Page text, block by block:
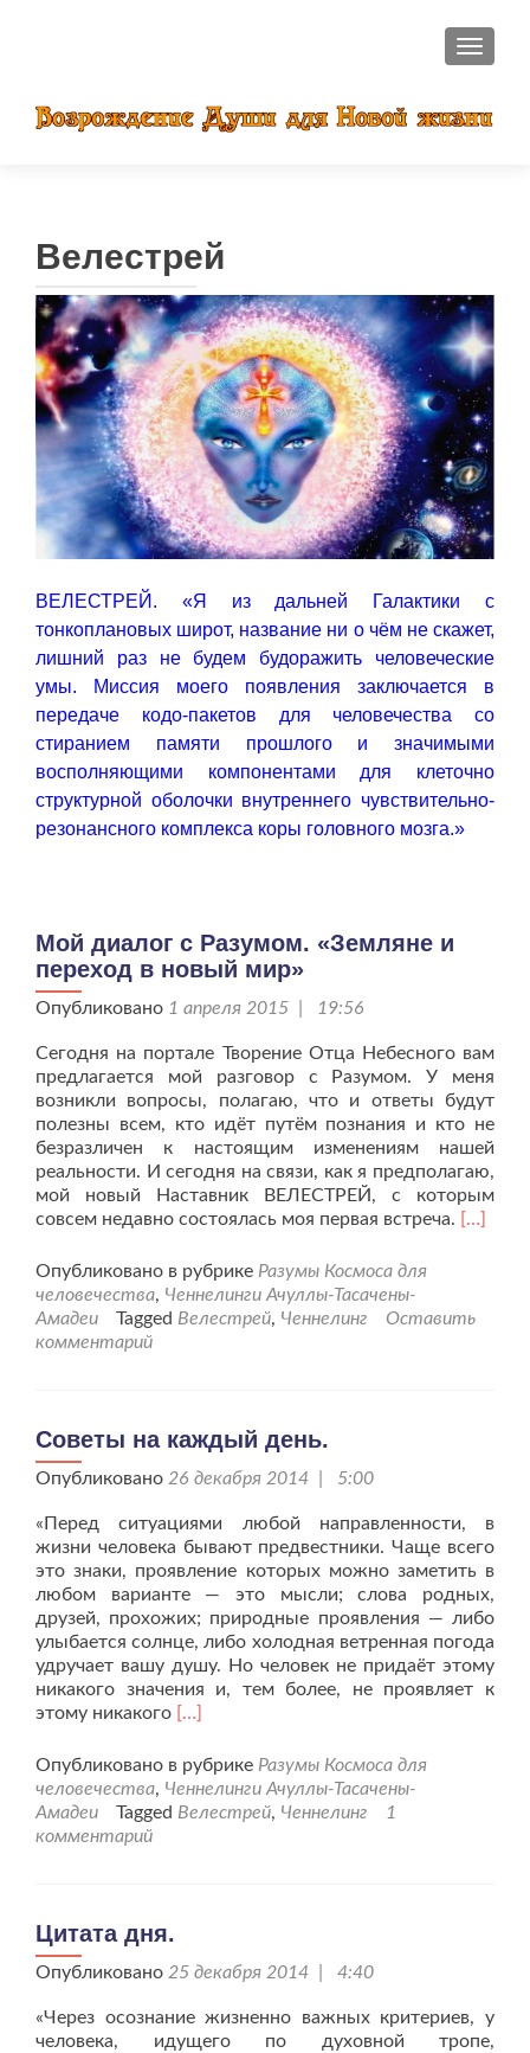
Велестрей
ВЕЛЕСТРЕЙ. «Я из дальней Галактики с
тонкоплановых широт, название ни о чём не скажет,
лишний раз не будем будоражить человеческие
умы. Миссия моего появления заключается в
передаче кодо-пакетов для человечества со
стиранием памяти прошлого и значимыми
восполняющими компонентами для клеточно
структурной оболочки внутреннего чувствительно-
резонансного комплекса коры головного мозга.»
Мой диалог с Разумом. «Земляне и
переход в новый мир»
Опубликовано 1 апреля 2015 | 19:56
Сегодня на портале Творение Отца Небесного вам
предлагается мой разговор с Разумом. У меня
возникли вопросы, полагаю, что и ответы будут
полезны всем, кто идёт путём познания и кто не
безразличен к настоящим изменениям нашей
реальности. И сегодня на связи, как я предполагаю,
мой новый Наставник ВЕЛЕСТРЕЙ, с которым
совсем недавно состоялась моя первая встреча. Читать
с
[…]
Опубликовано в рубрике Разумы Космоса для
человечества, Ченнелинги Ачуллы-Тасачены-
Амадеи
Tagged Велестрей, Ченнелинг
Оставить
комментарий
Советы на каждый день.
Опубликовано 26 декабря 2014 | 5:00
«Перед ситуациями любой направленности, в
жизни человека бывают предвестники. Чаще всего
это знаки, проявление которых можно заметить в
любом варианте — это мысли; слова родных,
друзей, прохожих; природные проявления — либо
улыбается солнце, либо холодная ветренная погода
удручает вашу душу. Но человек не придаёт этому
никакого значения и, тем более, не проявляет к
этому никакого Читать
проСоветы
на
каждый
[…]
Опубликовано в рубрике Разумы Космоса для
человечества, Ченнелинги Ачуллы-Тасачены-
Амадеи
Tagged Велестрей, Ченнелинг
1
комментарий
Цитата дня.
Опубликовано 25 декабря 2014 | 4:40
«Через осознание жизненно важных критериев, у
человека, идущего по духовной тропе,